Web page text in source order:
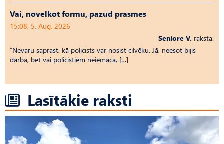
Vai, novelkot formu, pazūd prasmes
15:08, 5. Aug, 2026
Seniore V. raksta:
“Nevaru saprast, kā policists var nosist cilvēku. Jā, neesot bijis
darbā, bet vai policistiem neiemāca, […]
Lasītākie raksti